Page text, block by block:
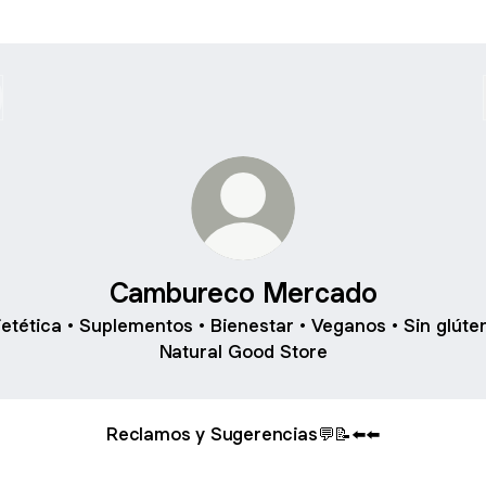
Cambureco Mercado
• Suplementos • Bienestar • Veganos • Sin
Natural Good Store
Reclamos y Sugerencias💬📝⬅️⬅️